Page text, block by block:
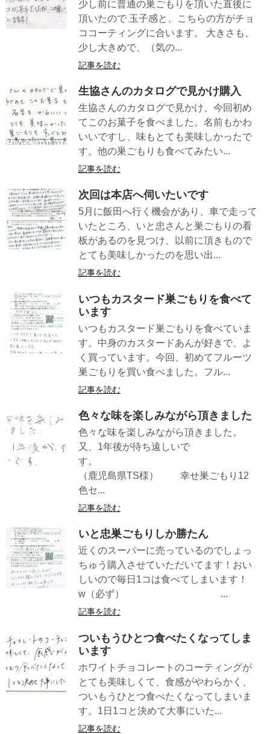
少し前に普通の巣ごもりを頂いた直後に
頂いたので 玉子感と、こちらの方がチョ
ココーティングに合います。 大きさも、
少し大きめで、（気の...
記事を読む
生協さんのカタログで見かけ購入
生協さんのカタログで見かけ、今回初め
てこのお菓子を食べました。名前もかわ
いいですし、味もとても美味しかったで
す。他の巣ごもりも食べてみたい...
記事を読む
次回は本店へ伺いたいです
5月に飯田へ行く機会があり、車で走って
いたところ、いと忠さんと巣ごもりの看
板があるのを見つけ、以前に頂きもので
とても美味しかったのを思い出...
記事を読む
いつもカスタード巣ごもりを食べて
います
いつもカスタード巣ごもりを食べていま
す。中身のカスタードあんが好きで、よ
く買っています。今回、初めてフルーツ
巣ごもりを買い食べました。フル...
記事を読む
色々な味を楽しみながら頂きました
色々な味を楽しみながら頂きました。
又、1年後が待ち遠しいで
す。
（鹿児島県TS様） 幸せ巣ごもり12
色セ...
記事を読む
いと忠巣ごもりしか勝たん
近くのスーパーに売っているのでしょっ
ちゅう購入させていただいてます！おい
しいので毎日1コは食べてしまいます！
w（必ず） ...
記事を読む
ついもうひとつ食べたくなってしま
います
ホワイトチョコレートのコーティングが
とても美味しくて、食感がやわらかく、
ついもうひとつ食べたくなってしまいま
す。1日1コと決めて大事にいた...
記事を読む